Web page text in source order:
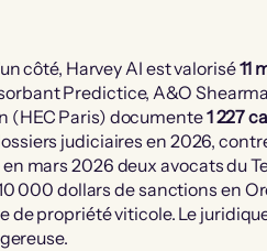
côté, Harvey AI est valorisé11
Predictice, A&O
(HEC Paris) documente1 227
judiciaires en 2026,
mars 2026 deux avocats du
000 dollars de sanctions en
propriété viticole. Le